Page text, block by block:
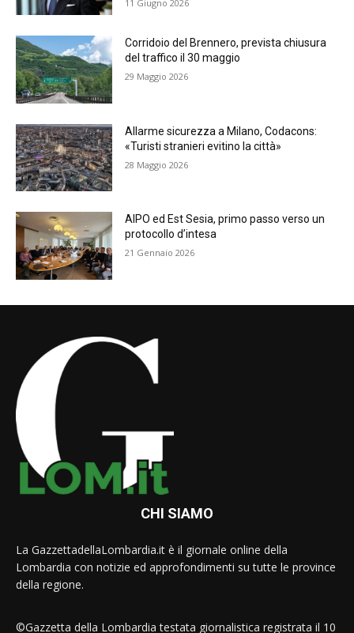
11 Giugno 2026
Corridoio del Brennero, prevista chiusura
del traffico il 30 maggio
29 Maggio 2026
Allarme sicurezza a Milano, Codacons:
«Turisti stranieri evitino la città»
28 Maggio 2026
AIPO ed Est Sesia, primo passo verso un
protocollo d’intesa
21 Gennaio 2026
CHI SIAMO
La GazzettadellaLombardia.it è il giornale online della
Lombardia con notizie ed approfondimenti su tutte le province
della regione.
©Gazzetta della Lombardia testata giornalistica registrata il 10